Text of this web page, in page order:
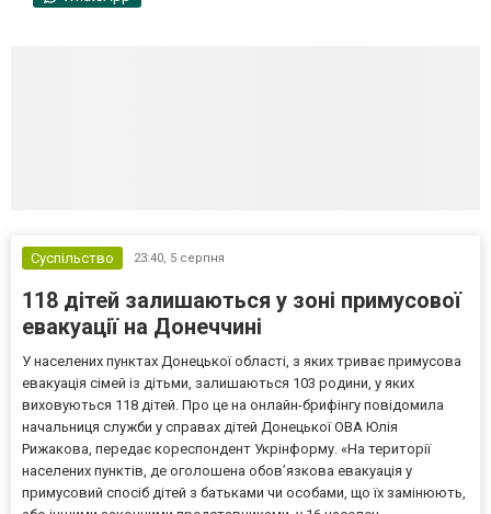
Суспільство 23:40, 5 серпня
118 дітей залишаються у зоні примусової
евакуації на Донеччині
У населених пунктах Донецької області, з яких триває примусова
евакуація сімей із дітьми, залишаються 103 родини, у яких
виховуються 118 дітей. Про це на онлайн-брифінгу повідомила
начальниця служби у справах дітей Донецької ОВА Юлія
Рижакова, передає кореспондент Укрінформу. «На території
населених пунктів, де оголошена обов’язкова евакуація у
примусовий спосіб дітей з батьками чи особами, що їх замінюють,